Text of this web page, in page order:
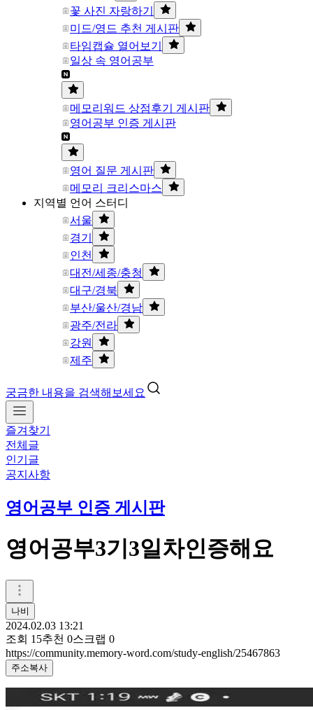
꽃 사진 자랑하기
미드/영드 추천 게시판
타임캡슐 열어보기
일상 속 영어공부
메모리워드 상점후기 게시판
영어공부 인증 게시판
영어 질문 게시판
메모리 크리스마스
지역별 언어 스터디
서울
경기
인천
대전/세종/충청
대구/경북
부산/울산/경남
광주/전라
강원
제주
궁금한 내용을 검색해보세요
즐겨찾기
전체글
인기글
공지사항
영어공부 인증 게시판
영어공부3기3일차인증해요
나비
2024.02.03 13:21
조회 15추천 0스크랩 0
https://community.memory-word.com/study-english/25467863
주소복사